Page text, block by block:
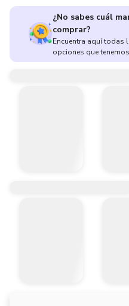
¿No sabes cuál
comprar?
Encuentra aquí todas
opciones que